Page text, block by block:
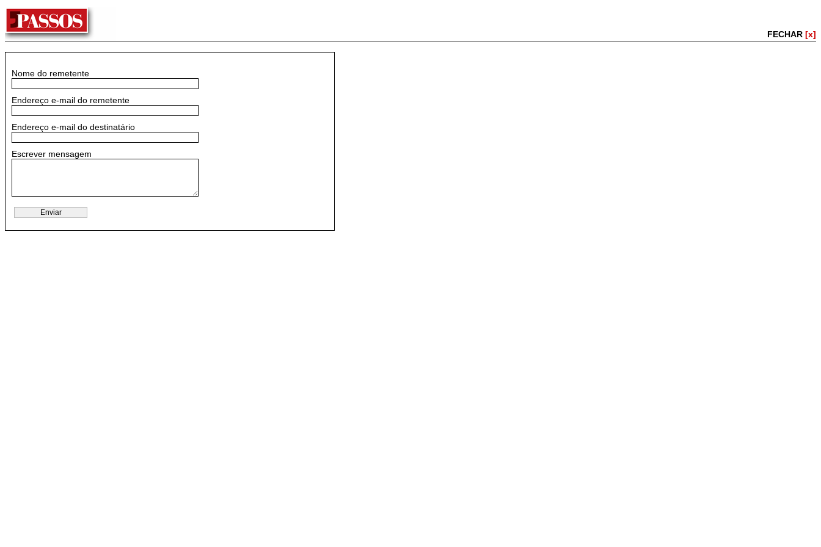
FECHAR [x]
Nome do remetente
Endereço e-mail do remetente
Endereço e-mail do destinatário
Escrever mensagem